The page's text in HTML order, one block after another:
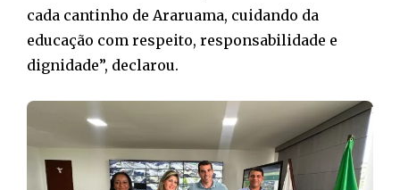
cada cantinho de Araruama, cuidando da
educação com respeito, responsabilidade e
dignidade”, declarou.